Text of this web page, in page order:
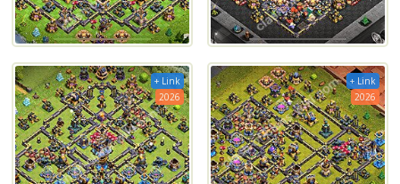
+ Link
2026
+ Link
2026